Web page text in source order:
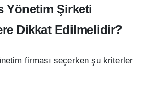
Yönetim Şirketi
Dikkat Edilmelidir?
firması seçerken şu kriterler